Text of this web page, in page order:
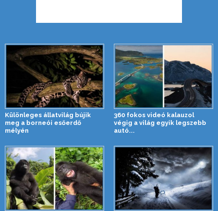
Különleges állatvilág bújik
meg a borneói esőerdő
mélyén
360 fokos videó kalauzol
végig a világ egyik legszebb
autó...